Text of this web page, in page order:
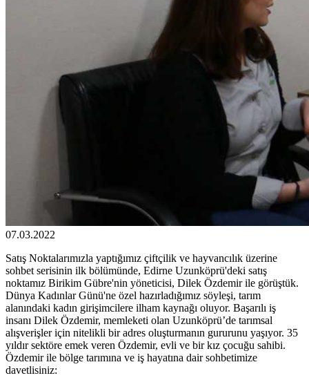
07.03.2022
Satış Noktalarımızla yaptığımız çiftçilik ve hayvancılık üzerine
sohbet serisinin ilk bölümünde, Edirne Uzunköprü'deki satış
noktamız Birikim Gübre'nin yöneticisi, Dilek Özdemir ile görüştük.
Dünya Kadınlar Günü'ne özel hazırladığımız söyleşi, tarım
alanındaki kadın girişimcilere ilham kaynağı oluyor. Başarılı iş
insanı Dilek Özdemir, memleketi olan Uzunköprü’de tarımsal
alışverişler için nitelikli bir adres oluşturmanın gururunu yaşıyor. 35
yıldır sektöre emek veren Özdemir, evli ve bir kız çocuğu sahibi.
Özdemir ile bölge tarımına ve iş hayatına dair sohbetimize
davetlisiniz: